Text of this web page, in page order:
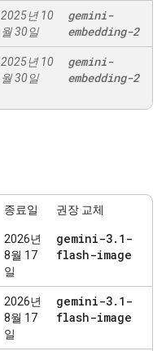
2025년 10
월 30일
gemini-
embedding-2
2025년 10
월 30일
gemini-
embedding-2
종료일 권장 교체
2026년
8월 17
일
gemini-3. 1-
flash-image
2026년
8월 17
일
gemini-3. 1-
flash-image